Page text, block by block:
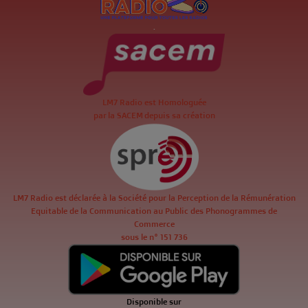
.
LM7 Radio est Homologuée
par la SACEM depuis sa création
LM7 Radio est déclarée à la Société pour la Perception de la Rémunération
Equitable de la Communication au Public des Phonogrammes de
Commerce
sous le n° 151 736
Disponible sur